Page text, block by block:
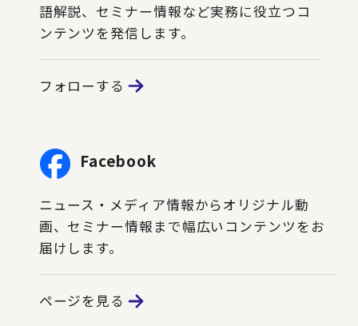
語解説、セミナー情報など実務に役立つコ
ンテンツを発信します。
フォローする
Facebook
ニュース・メディア情報からオリジナル動
画、セミナー情報まで幅広いコンテンツをお
届けします。
ページを見る